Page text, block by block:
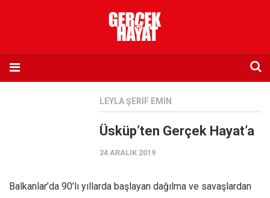
LEYLA ŞERIF EMIN
Üsküp’ten Gerçek Hayat’a
24 ARALIK 2019
Balkanlar’da 90’lı yıllarda başlayan dağılma ve savaşlardan